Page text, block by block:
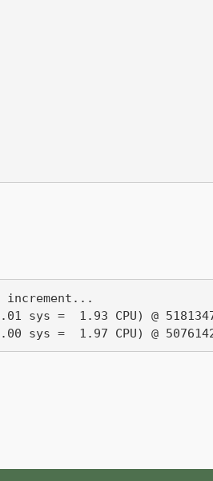
increment...
sys =  1.93 CPU) @